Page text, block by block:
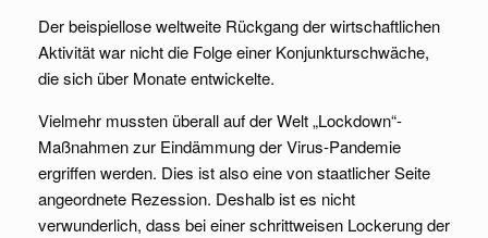
Der beispiellose weltweite Rückgang der wirtschaftlichen
Aktivität war nicht die Folge einer Konjunkturschwäche,
die sich über Monate entwickelte.
Vielmehr mussten überall auf der Welt „Lockdown“-
Maßnahmen zur Eindämmung der Virus-Pandemie
ergriffen werden. Dies ist also eine von staatlicher Seite
angeordnete Rezession. Deshalb ist es nicht
verwunderlich, dass bei einer schrittweisen Lockerung der